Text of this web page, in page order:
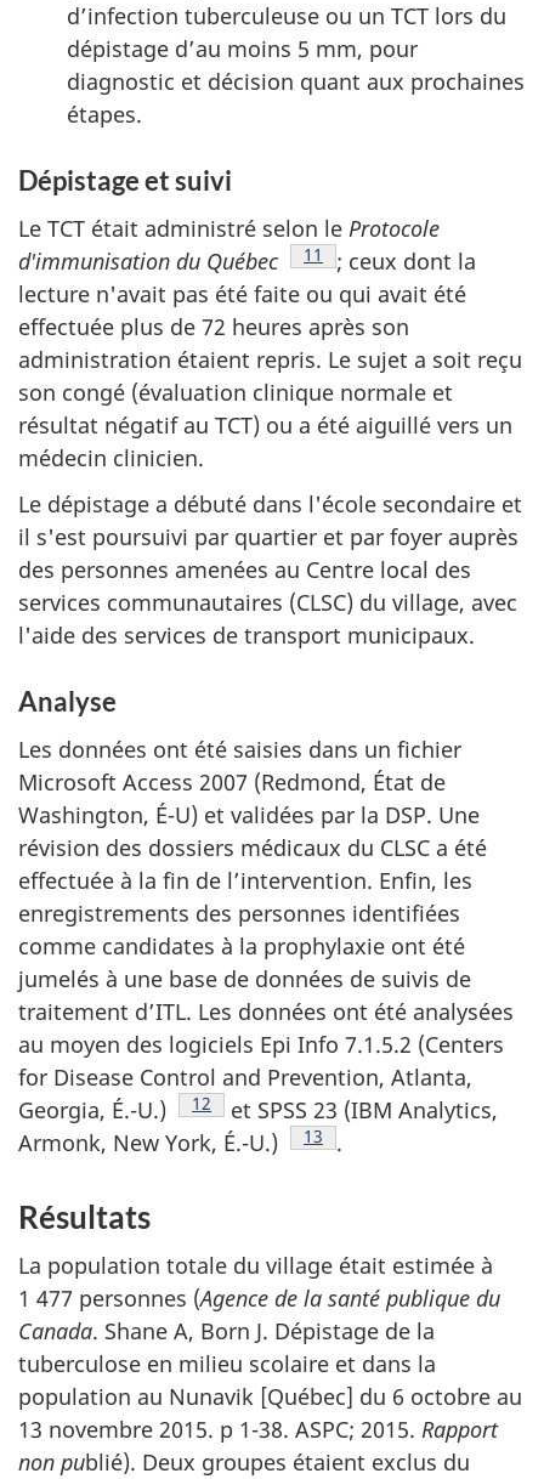
d’infection tuberculeuse ou un TCT lors du
dépistage d’au moins 5 mm, pour
diagnostic et décision quant aux prochaines
étapes.
Dépistage et suivi
Le TCT était administré selon le Protocole
d'immunisation du Québec
Footnote
11
; ceux dont la
lecture n'avait pas été faite ou qui avait été
effectuée plus de 72 heures après son
administration étaient repris. Le sujet a soit reçu
son congé (évaluation clinique normale et
résultat négatif au TCT) ou a été aiguillé vers un
médecin clinicien.
Le dépistage a débuté dans l'école secondaire et
il s'est poursuivi par quartier et par foyer auprès
des personnes amenées au Centre local des
services communautaires (CLSC) du village, avec
l'aide des services de transport municipaux.
Analyse
Les données ont été saisies dans un fichier
Microsoft Access 2007 (Redmond, État de
Washington, É-U) et validées par la DSP. Une
révision des dossiers médicaux du CLSC a été
effectuée à la fin de l’intervention. Enfin, les
enregistrements des personnes identifiées
comme candidates à la prophylaxie ont été
jumelés à une base de données de suivis de
traitement d’ITL. Les données ont été analysées
au moyen des logiciels Epi Info 7.1.5.2 (Centers
for Disease Control and Prevention, Atlanta,
Georgia, É.-U.)
Footnote
12
et SPSS 23 (IBM Analytics,
Armonk, New York, É.-U.)
Footnote
13 .
Résultats
La population totale du village était estimée à
1 477 personnes (Agence de la santé publique du
Canada. Shane A, Born J. Dépistage de la
tuberculose en milieu scolaire et dans la
population au Nunavik [Québec] du 6 octobre au
13 novembre 2015. p 1-38. ASPC; 2015. Rapport
non publié). Deux groupes étaient exclus du